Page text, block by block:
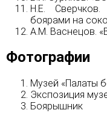
Н.Е.
боярами на
А.М. Васнецов.
Фотографии
Музей «Палаты
Экспозиция
Боярышник